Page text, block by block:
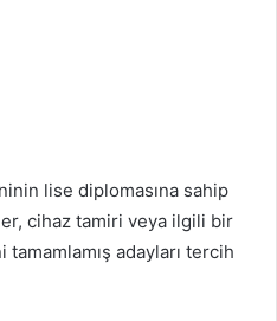
lise diplomasına sahip
cihaz tamiri veya ilgili bir
adayları tercih